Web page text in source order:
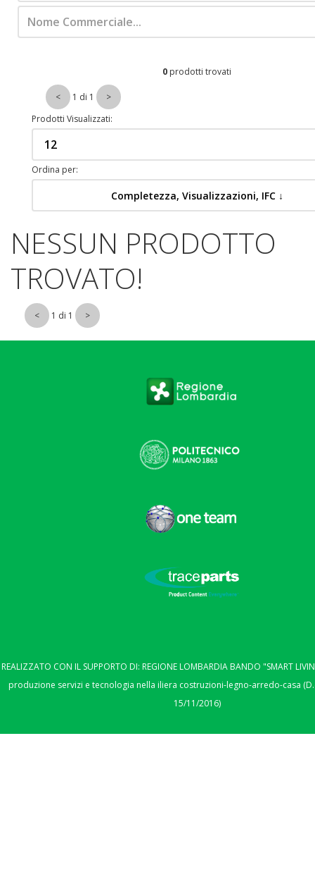
0 prodotti trovati
1 di 1
Prodotti Visualizzati:
Ordina per:
Completezza, Visualizzazioni, IFC ↓
NESSUN PRODOTTO
TROVATO!
1 di 1
REALIZZATO CON IL SUPPORTO DI: REGIONE LOMBARDIA BANDO "SMART
produzione servizi e tecnologia nella iliera costruzioni-legno-arredo-casa
15/11/2016)